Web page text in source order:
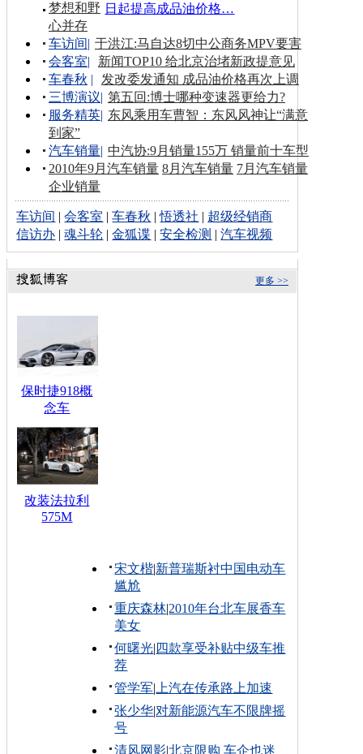
日起提高成品油价格…
梦想和野
心并存
车访间| 于洪江:马自达8切中公商务MPV要害
会客室|
新闻TOP10 给北京治堵新政提意见
车春秋 |
发改委发通知 成品油价格再次上调
三博演议| 第五回:博士哪种变速器更给力?
服务精英| 东风乘用车曹智：东风风神让“满意
到家”
汽车销量| 中汽协:9月销量155万 销量前十车型
2010年9月汽车销量 8月汽车销量 7月汽车销量
企业销量
车访间 |会客室 |车春秋 |悟透社 | 超级经销商
信访办 |魂斗轮 |金狐谍 |安全检测 |汽车视频
更多 >>
保时捷918概
念车
改装法拉利
575M
宋文楷|新普瑞斯衬中国电动车
尴尬
重庆森林|2010年台北车展香车
美女
何曙光| 四款享受补贴中级车推
荐
管学军| 上汽在传承路上加速
张少华|对新能源汽车不限牌摇
号
清风网影|北京限购 车企也迷